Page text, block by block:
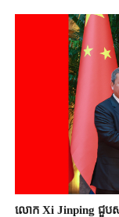
លោក Xi Jinping ជួបស